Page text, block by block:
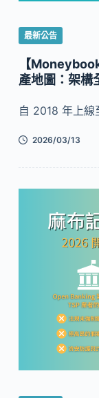
最新公告
【
產地圖：架構
自 2018 年上
2026/03/13